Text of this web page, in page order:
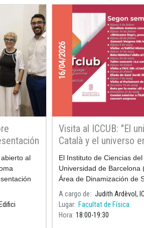
al
mujer que
del dibujo
16/04/2026
Visita al ICCUB: "El
Català y el universo
El Instituto de Ciencias
Universidad de Barcelona
Área de Dinamización de
Lingüísticos UB organizan
especial dirigida a los
movi
A cargo de
Judith Ardèvol,
Lugar Facultat de Física
Hora 18:00 19:30